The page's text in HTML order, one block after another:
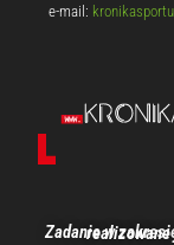
e-mail:
Zadanie w zakresie